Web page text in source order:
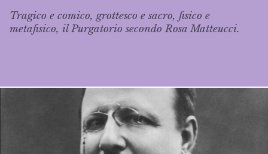
Tragico e comico, grottesco e sacro, fisico e
metafisico, il Purgatorio secondo Rosa Matteucci.